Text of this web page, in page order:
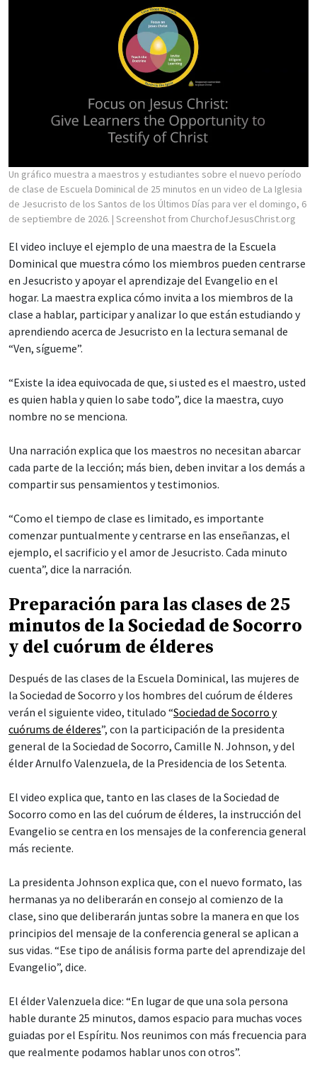
Un gráfico muestra a maestros y estudiantes sobre el nuevo período
de clase de Escuela Dominical de 25 minutos en un video de La Iglesia
de Jesucristo de los Santos de los Últimos Días para ver el domingo, 6
de septiembre de 2026. | Screenshot from ChurchofJesusChrist.org
El video incluye el ejemplo de una maestra de la Escuela
Dominical que muestra cómo los miembros pueden centrarse
en Jesucristo y apoyar el aprendizaje del Evangelio en el
hogar. La maestra explica cómo invita a los miembros de la
clase a hablar, participar y analizar lo que están estudiando y
aprendiendo acerca de Jesucristo en la lectura semanal de
“Ven, sígueme”.
“Existe la idea equivocada de que, si usted es el maestro, usted
es quien habla y quien lo sabe todo”, dice la maestra, cuyo
nombre no se menciona.
Una narración explica que los maestros no necesitan abarcar
cada parte de la lección; más bien, deben invitar a los demás a
compartir sus pensamientos y testimonios.
“Como el tiempo de clase es limitado, es importante
comenzar puntualmente y centrarse en las enseñanzas, el
ejemplo, el sacrificio y el amor de Jesucristo. Cada minuto
cuenta”, dice la narración.
Preparación para las clases de 25
minutos de la Sociedad de Socorro
y del cuórum de élderes
Después de las clases de la Escuela Dominical, las mujeres de
la Sociedad de Socorro y los hombres del cuórum de élderes
verán el siguiente video, titulado “Sociedad de Socorro y
cuórums de élderes”, con la participación de la presidenta
general de la Sociedad de Socorro, Camille N. Johnson, y del
élder Arnulfo Valenzuela, de la Presidencia de los Setenta.
El video explica que, tanto en las clases de la Sociedad de
Socorro como en las del cuórum de élderes, la instrucción del
Evangelio se centra en los mensajes de la conferencia general
más reciente.
La presidenta Johnson explica que, con el nuevo formato, las
hermanas ya no deliberarán en consejo al comienzo de la
clase, sino que deliberarán juntas sobre la manera en que los
principios del mensaje de la conferencia general se aplican a
sus vidas. “Ese tipo de análisis forma parte del aprendizaje del
Evangelio”, dice.
El élder Valenzuela dice: “En lugar de que una sola persona
hable durante 25 minutos, damos espacio para muchas voces
guiadas por el Espíritu. Nos reunimos con más frecuencia para
que realmente podamos hablar unos con otros”.